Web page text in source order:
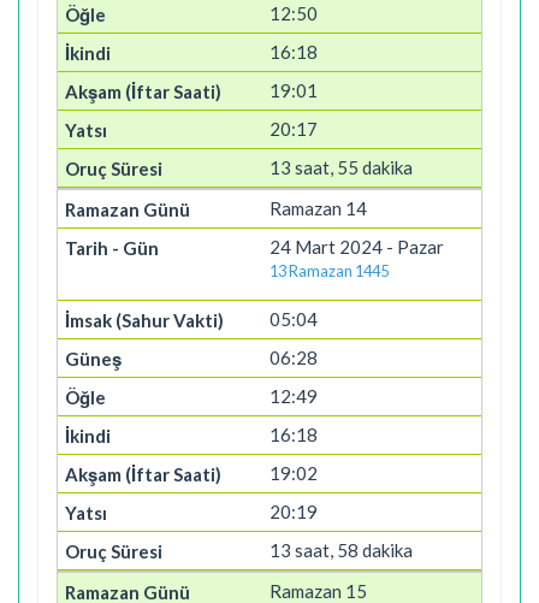
12:50
16:18
19:01
20:17
13 saat, 55 dakika
Ramazan 14
24 Mart 2024 - Pazar
13 Ramazan 1445
05:04
06:28
12:49
16:18
19:02
20:19
13 saat, 58 dakika
Ramazan 15